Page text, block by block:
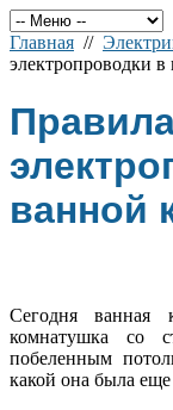
Главная //
электропроводки
ванной
Сегодня ванная
комнатушка со
побеленным
какой она была